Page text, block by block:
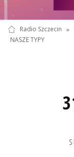
Radio Szczecin »
NASZE TYPY